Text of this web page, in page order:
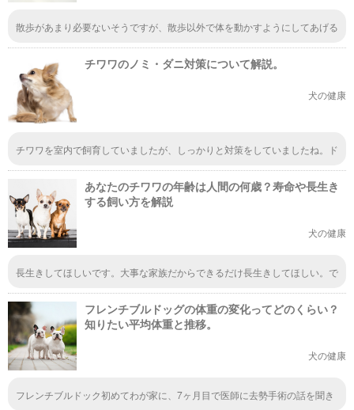
散歩があまり必要ないそうですが、散歩以外で体を動かすようにしてあげる
がると思うので日々の運動は大切だと思います。遊びの中で楽しく運動させ
たいものです。
チワワのノミ・ダニ対策について解説。
犬の健康
チワワを室内で飼育していましたが、しっかりと対策をしていましたね。ド
ノミ・ダニ駆除の対策が必要だったので、いつも対策をしてお出かけしてい
ました。
あなたのチワワの年齢は人間の何歳？寿命や長生き
する飼い方を解説
犬の健康
長生きしてほしいです。大事な家族だからできるだけ長生きしてほしい。で
主が気を配らないといけないことが沢山なんですね。
フレンチブルドッグの体重の変化ってどのくらい？
知りたい平均体重と推移。
犬の健康
フレンチブルドック初めてわが家に、7ヶ月目で医師に去勢手術の話を聞き